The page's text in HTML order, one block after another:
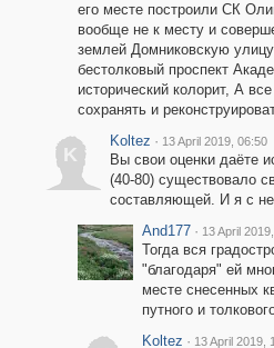
его месте построили СК
вообще не к месту и
землей Домниковскую
бестолковый проспект
исторический колорит, А
сохранять и
K
Koltez · 13 April 2019, 06:50
Вы свои оценки даёте
(40-80) существовало
составляющей. И я с
And177 · 13 April
Тогда вся
"благодаря" ей
месте снесенных
путного и
Koltez · 13 April 2019,